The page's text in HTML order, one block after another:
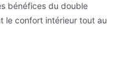
bénéfices du double
le confort intérieur tout au